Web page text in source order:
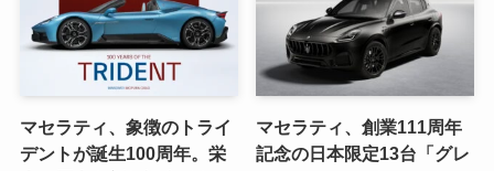
マセラティ、象徴のトライ
デントが誕生100周年。栄
マセラティ、創業111周年
記念の日本限定13台「グレ